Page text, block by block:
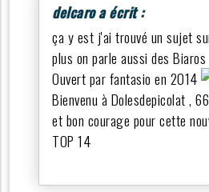
delcaro a écrit :
ça y est j'ai trouvé un sujet
plus on parle aussi des Biaros
Ouvert par fantasio en 2014
Bienvenu à Dolesdepicolat ,
et bon courage pour cette
TOP 14